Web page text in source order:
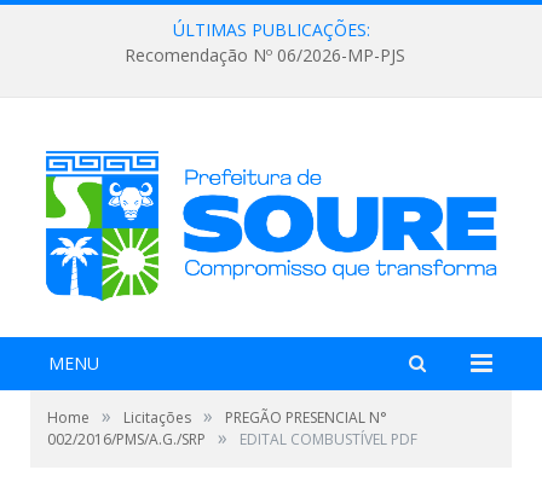
ÚLTIMAS PUBLICAÇÕES:
Recomendação Nº 06/2026-MP-PJS
MENU
Home » Licitações »
PREGÃO PRESENCIAL N°
002/2016/PMS/A.G./SRP
» EDITAL COMBUSTÍVEL PDF